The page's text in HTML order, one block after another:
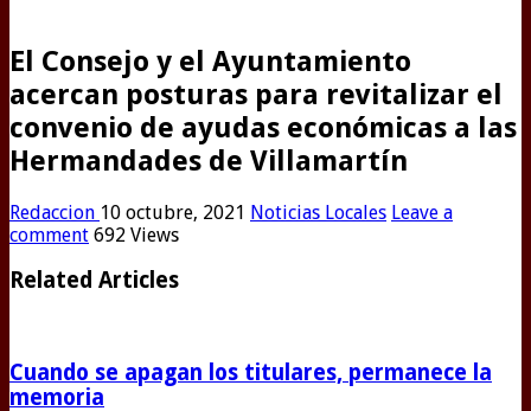
El Consejo y el Ayuntamiento
acercan posturas para revitalizar el
convenio de ayudas económicas a las
Hermandades de Villamartín
Redaccion 10 octubre, 2021 Noticias Locales Leave a
comment 692 Views
Related Articles
Cuando se apagan los titulares, permanece la
memoria